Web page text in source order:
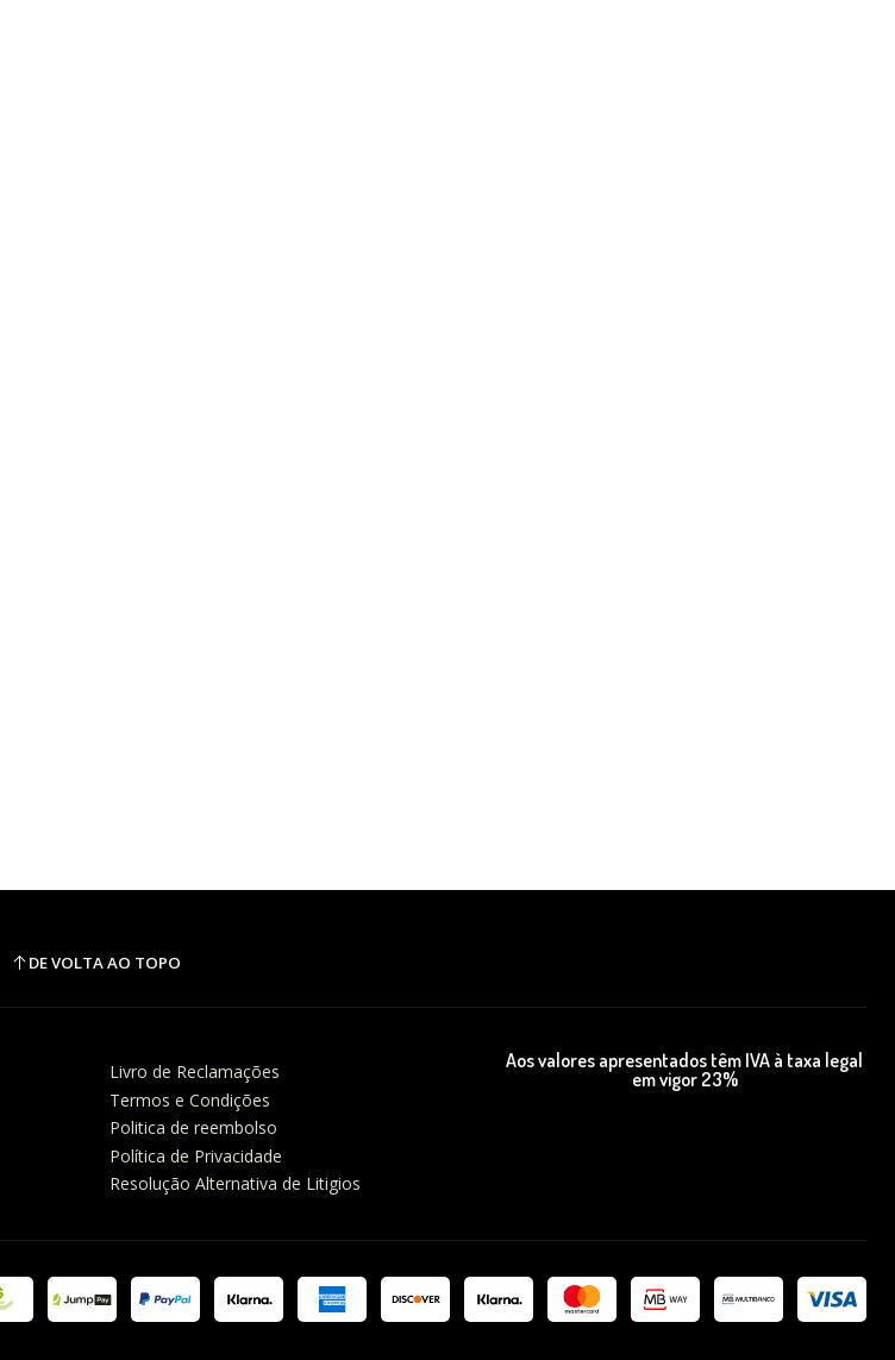
DE VOLTA AO TOPO
Livro de Reclamações
Termos e Condições
Politica de reembolso
Política de Privacidade
Resolução Alternativa de Litigios
Aos valores apresentados têm IVA à taxa legal
em vigor 23%